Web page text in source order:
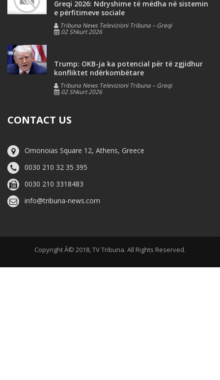
Greqi 2026: Ndryshime të mëdha në sistemin
e përfitimeve sociale
Tribuna News Televizioni Tribuna – Greqi
02 Shkurt 2026
Trump: OKB-ja ka potencial për të zgjidhur
konfliktet ndërkombëtare
Tribuna News Televizioni Tribuna – Greqi
02 Shkurt 2026
CONTACT US
Omonoias Square 12, Athens, Greece
0030 210 32 35 395
0030 210 3318483
info@tribuna-news.com
Copyright Â© 2018, TV Tribuna. All Rights Reserved.